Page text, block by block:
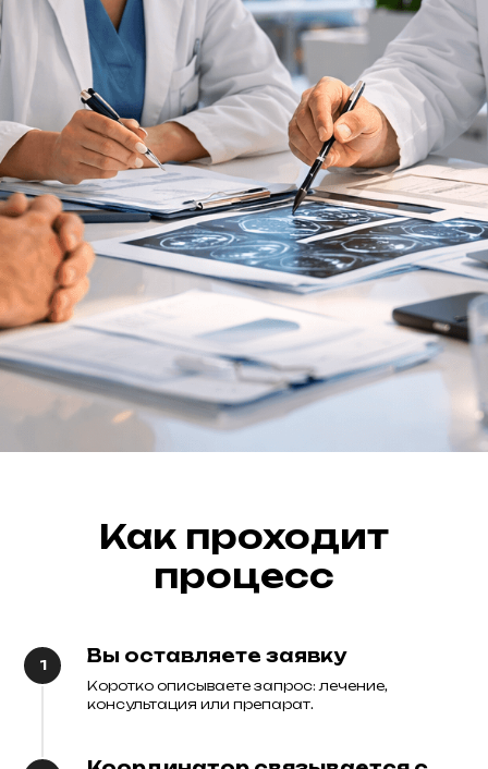
Как проходит
процесс
Вы оставляете заявку
Коротко описываете запрос: лечение,
консультация или препарат.